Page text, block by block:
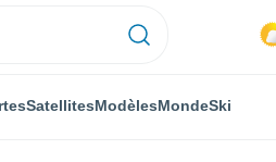
SatellitesModèlesMondeSki